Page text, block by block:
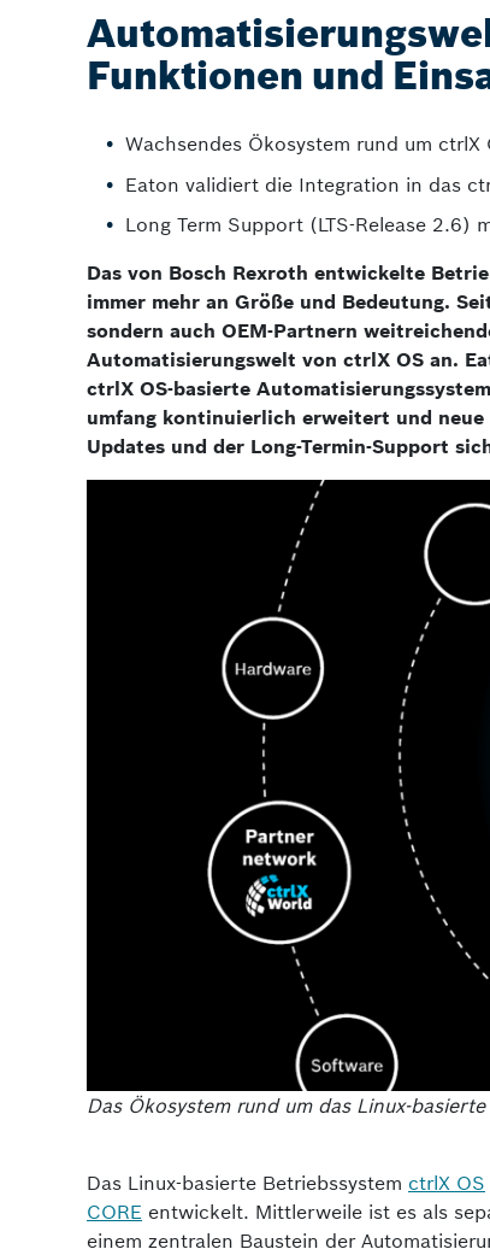
Funktionen und
Wachsendes Ökosystem rund um
Eaton validiert die Integration in das
Long Term Support (LTS-Release 2.6)
Das von Bosch Rexroth entwickelte
immer mehr an Größe und Bedeutung.
sondern auch OEM-Partnern
Automatisierungs­welt von ctrlX OS an.
ctrlX OS-basierte
umfang kontinuierlich erweitert und neue
Updates und der Long-Termin-Support
Das Ökosystem rund um das Linux-
Das Linux-basierte Betriebssystem ctrlX OS
CORE entwickelt. Mittlerweile ist es als
einem zentralen Baustein der